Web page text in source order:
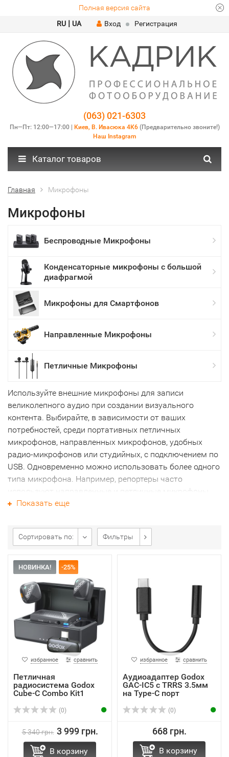
Полная версия сайта
RU | UA Вход Регистрация
(063) 021-6303
Пн—Пт: 12:00—17:00 | Киев, В. Ивасюка 4К6(Предварительно звоните!)
Наш Instagram
Каталог товаров
Главная Микрофоны
Микрофоны
Беспроводные Микрофоны
Конденсаторные микрофоны с большой
диафрагмой
Микрофоны для Смартфонов
Направленные Микрофоны
Петличные Микрофоны
Используйте внешние микрофоны для записи
великолепного аудио при создании визуального
контента. Выбирайте, в зависимости от ваших
потребностей, среди портативных петличных
микрофонов, направленных микрофонов, удобных
радио-микрофонов или студийных, с подключением по
USB. Одновременно можно использовать более одного
типа микрофона. Например, репортеры часто
используют направленные и петличные микрофоны,
когда записывают интервью. Репортаж на открытой
микрофоны, работающие в тандеме с портативными
петличными микрофонами.
Показать еще
Сортировать по: Фильтры
НОВИНКА! -25%
избранное сравнить
Петличная
радиосистема Godox
Cube-C Combo Kit1
(0)
5 340 грн. 3 999 грн.
В корзину
избранное сравнить
Аудиоадаптер Godox
GAC-IC5 с TRRS 3.5мм
на Type-C порт
(0)
668 грн.
В корзину